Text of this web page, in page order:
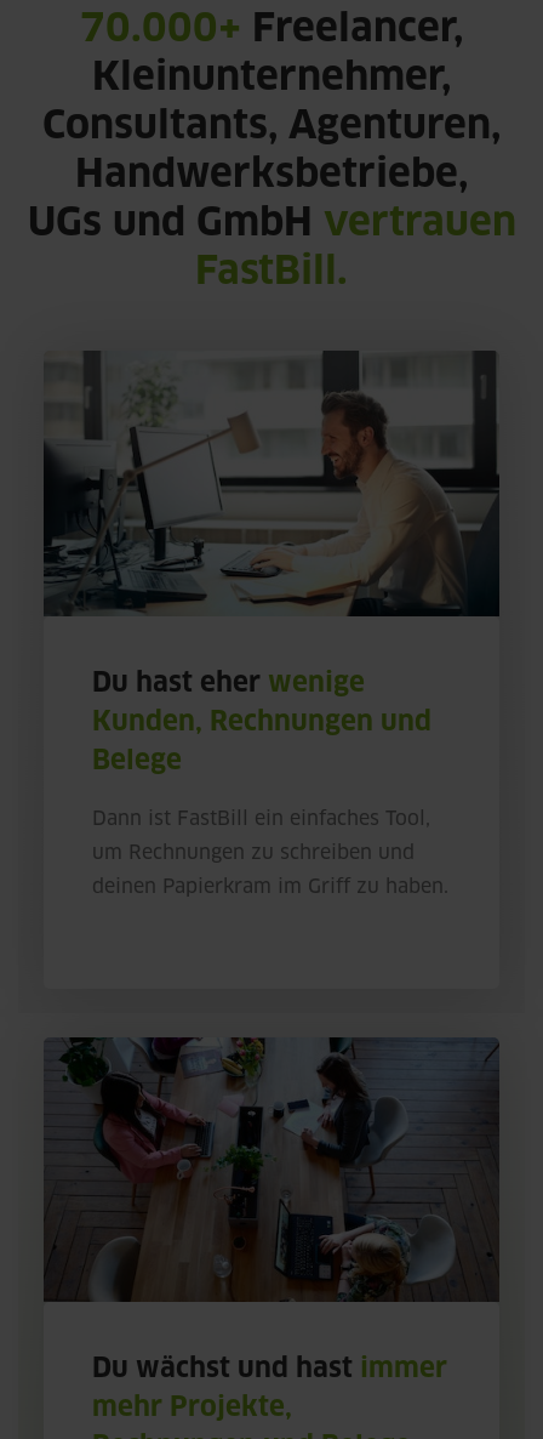
70.000+ Freelancer,
Kleinunternehmer,
Consultants, Agenturen,
Handwerksbetriebe,
UGs und GmbH vertrauen
FastBill.
Du hast eher wenige
Kunden, Rechnungen und
Belege
Dann ist FastBill ein einfaches Tool,
um Rechnungen zu schreiben und
deinen Papierkram im Griff zu haben.
Du wächst und hast
immer
mehr Projekte,